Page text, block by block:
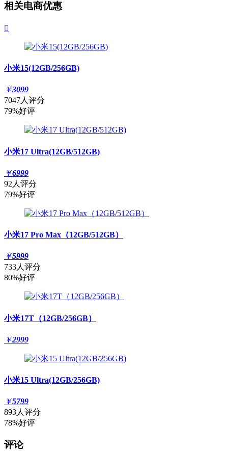
相关电商优惠

小米15(12GB/256GB)
￥3099
7047人评分
79%好评
小米17 Ultra(12GB/512GB)
￥6999
92人评分
79%好评
小米17 Pro Max（12GB/512GB）
￥5999
733人评分
80%好评
小米17T（12GB/256GB）
￥2999
小米15 Ultra(12GB/256GB)
￥5799
893人评分
78%好评
评论